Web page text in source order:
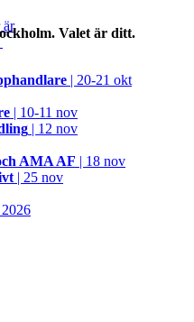
är
Valet är ditt.
| 20-21 okt
| 10-11 nov
| 12 nov
AMA AF | 18 nov
| 25 nov